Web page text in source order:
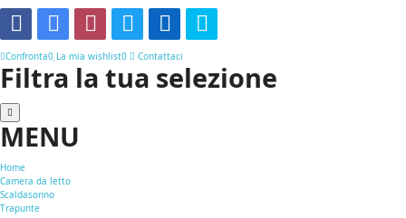
Confronta0 La mia wishlist0 Contattaci
Filtra la tua selezione
MENU
Home
Camera da letto
Scaldasonno
Trapunte